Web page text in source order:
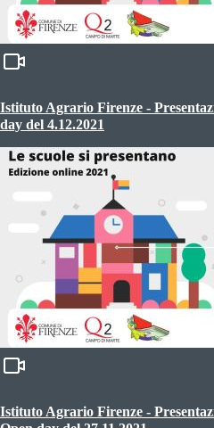
Istituto Agrario Firenze -
day del 4.12.2021
Istituto Agrario Firenze -